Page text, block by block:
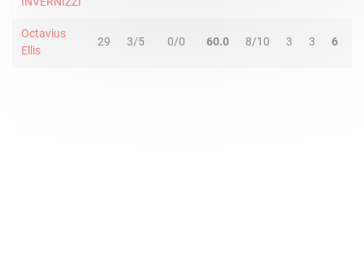
Octavius
Ellis
29 3/5 0/0 60.0 8/10 3 3 6